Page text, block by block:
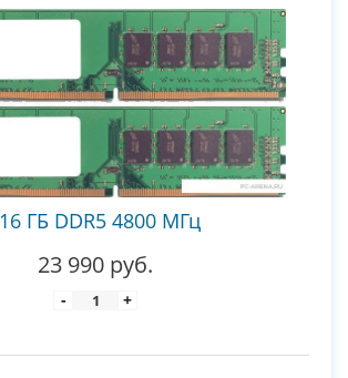
16 ГБ DDR5 4800 МГц
23 990 руб.
- +